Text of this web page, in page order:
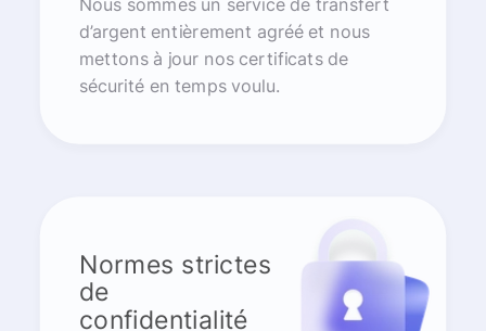
Nous sommes un service de transfert
d’argent entièrement agréé et nous
mettons à jour nos certificats de
sécurité en temps voulu.
Normes strictes
de
confidentialité